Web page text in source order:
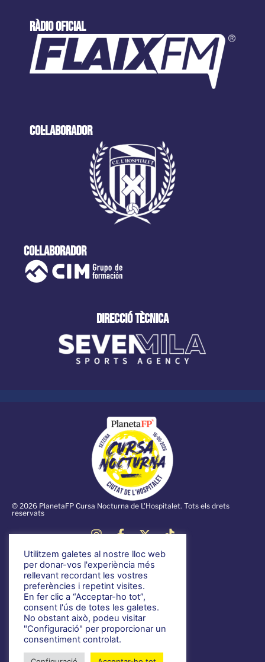
ràdio oficial
col·laborador
col·laborador
direcció tècnica
© 2026 PlanetaFP Cursa Nocturna de L'Hospitalet. Tots els drets
reservats
Notícies
Informació general
Voluntariat
Normativa
Política de privacitat
Telèfon de contacte: 933688376
Utilitzem galetes al nostre lloc web
per donar-vos l'experiència més
rellevant recordant les vostres
preferències i repetint visites.
En fer clic a “Acceptar-ho tot”,
consent l'ús de totes les galetes.
No obstant això, podeu visitar
"Configuració" per proporcionar un
consentiment controlat.